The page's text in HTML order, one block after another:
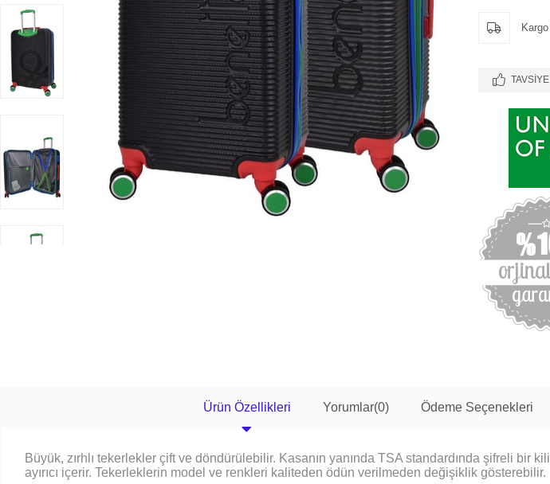
Ürün Özellikleri Yorumlar(0) Ödeme Seçenekleri
Büyük, zırhlı tekerlekler çift ve döndürülebilir. Kasanın yanında TSA standardında şifreli bir
ayırıcı içerir. Tekerleklerin model ve renkleri kaliteden ödün verilmeden değişiklik gösterebilir.